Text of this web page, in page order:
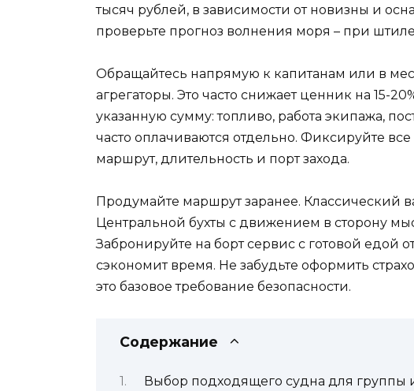
тысяч рублей, в зависимости от новизны и
проверьте прогноз волнения моря – при
Обращайтесь напрямую к капитанам или в
агрегаторы. Это часто снижает ценник на 15-
указанную сумму: топливо, работа экипажа,
часто оплачиваются отдельно. Фиксируйте
маршрут, длительность и порт захода.
Продумайте маршрут заранее. Классический
Центральной бухты с движением в сторону
Забронируйте на борт сервис с готовой едой
сэкономит время. Не забудьте оформить
это базовое требование безопасности.
Содержание
Выбор подходящего судна для группы